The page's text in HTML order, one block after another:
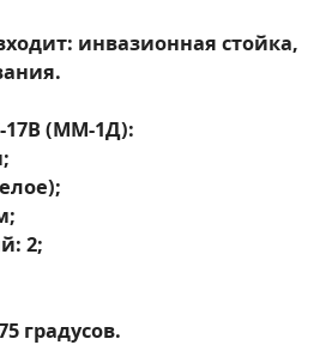
инвазионная стойка,
17B (ММ-1Д):
2;
градусов.